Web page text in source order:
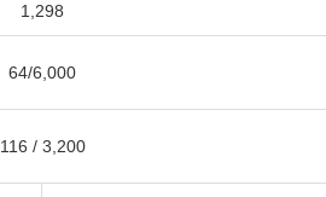
1,298
64/6,000
116 / 3,200